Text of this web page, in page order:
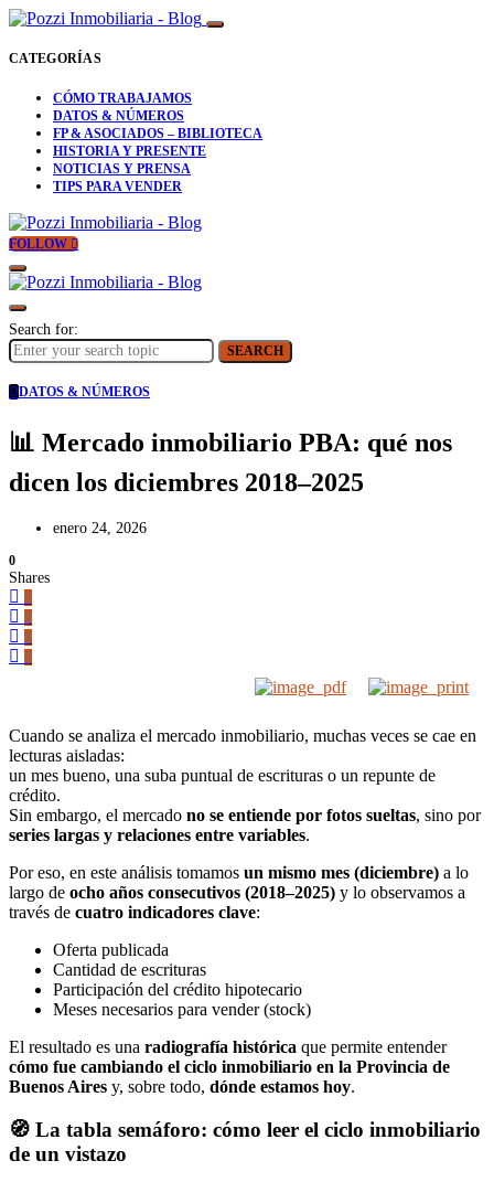
CATEGORÍAS
CÓMO TRABAJAMOS
DATOS & NÚMEROS
FP & ASOCIADOS – BIBLIOTECA
HISTORIA Y PRESENTE
NOTICIAS Y PRENSA
TIPS PARA VENDER
FOLLOW
Search for:
SEARCH
DDATOS & NÚMEROS
📊 Mercado inmobiliario PBA: qué nos
dicen los diciembres 2018–2025
enero 24, 2026
0
Shares
0
0
0
0
Cuando se analiza el mercado inmobiliario, muchas veces se cae en
lecturas aisladas:
un mes bueno, una suba puntual de escrituras o un repunte de
crédito.
Sin embargo, el mercado no se entiende por fotos sueltas, sino por
series largas y relaciones entre variables.
Por eso, en este análisis tomamos un mismo mes (diciembre) a lo
largo de ocho años consecutivos (2018–2025) y lo observamos a
través de cuatro indicadores clave:
Oferta publicada
Cantidad de escrituras
Participación del crédito hipotecario
Meses necesarios para vender (stock)
El resultado es una radiografía histórica que permite entender
cómo fue cambiando el ciclo inmobiliario en la Provincia de
Buenos Aires y, sobre todo, dónde estamos hoy.
🧭 La tabla semáforo: cómo leer el ciclo inmobiliario
de un vistazo